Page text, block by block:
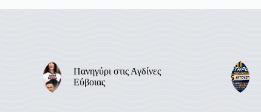
Πανηγύρι στις Αγδίνες
Εύβοιας